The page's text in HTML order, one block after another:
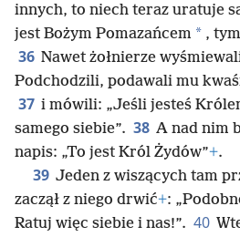
innych, to niech teraz uratuje
jest Bożym Pomazańcem * ,
36 Nawet żołnierze
Podchodzili, podawali mu
37 i mówili: „Jeśli jesteś
samego siebie”. 38 A nad nim
napis: „To jest Król Żydów”+.
39 Jeden z wiszących tam
zaczął z niego drwić+:
Ratuj więc siebie i nas!”. 40